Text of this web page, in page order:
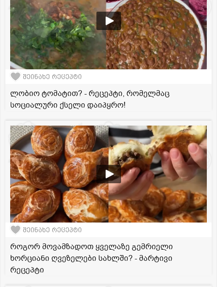
შეინახე რეცეპტი
ლობიო ტომატით? - რეცეპტი, რომელმაც
სოციალური ქსელი დაიპყრო!
შეინახე რეცეპტი
როგორ მოვამზადოთ ყველაზე გემრიელი
ხორციანი ღვეზელები სახლში? - მარტივი
რეცეპტი